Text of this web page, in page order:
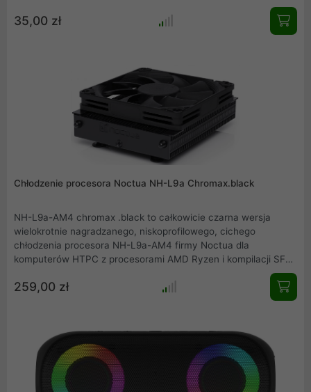
uzyskać pełną wydajność, profesjonaliści z Jonsbo opracowali
kompaktową pasywną chłodnicę, która znacznie obniża
35,00 zł
Chłodzenie procesora Noctua NH-L9a Chromax.black
NH-L9a-AM4 chromax .black to całkowicie czarna wersja
wielokrotnie nagradzanego, niskoprofilowego, cichego
chłodzenia procesora NH-L9a-AM4 firmy Noctua dla
komputerów HTPC z procesorami AMD Ryzen i kompilacji SFF.
wentylatorowi NF-A9x14 PWM pozostaje wierny udanej
formule polegającej na połączeniu wysokości zaledwie 37 mm
pamięci RAM i PCIe zgodność. Jednocześnie wersja
chromax.black z czarnym wentylatorem i powlekanym na
czarno radiatorem łączy te zalety z eleganckim wyglądem
stealth.
259,00 zł